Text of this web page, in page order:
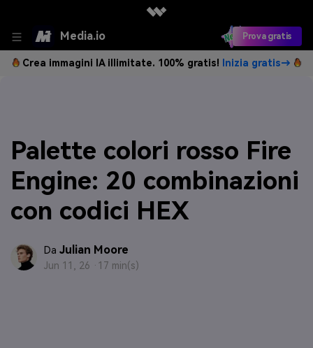
Media.io Prova gratis
Crea immagini IA illimitate. 100% gratis! Inizia gratis→
Palette colori rosso Fire
Engine: 20 combinazioni
con codici HEX
Da Julian Moore
Jun 11, 26 · 17 min(s)